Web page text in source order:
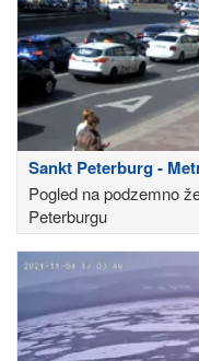
Sankt Peterburg -
Pogled na podzemno
Peterburgu